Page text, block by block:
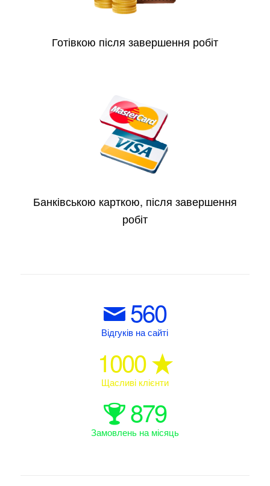
Готівкою після завершення робіт
Банківською карткою, після завершення
робіт
560
Відгуків на сайті
1000
Щасливі клієнти
879
Замовлень на місяць